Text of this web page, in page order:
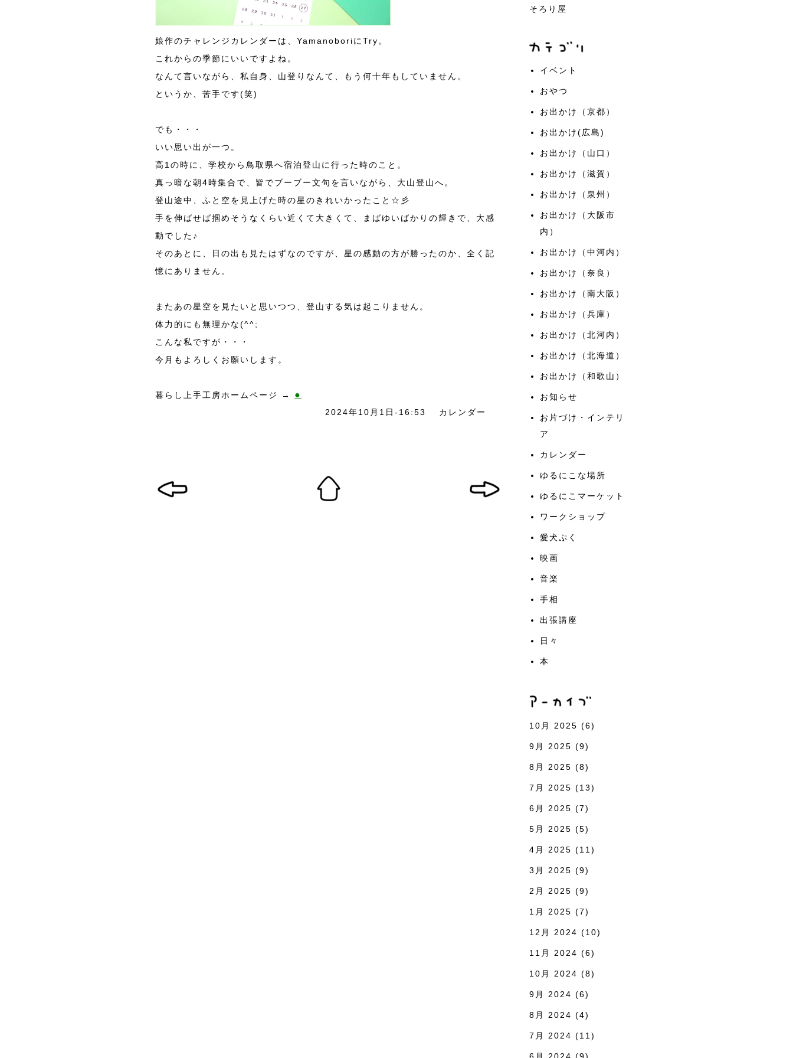
娘作のチャレンジカレンダーは、YamanoboriにTry。
これからの季節にいいですよね。
なんて言いながら、私自身、山登りなんて、もう何十年もしていません。
というか、苦手です(笑)
でも・・・
いい思い出が一つ。
高1の時に、学校から鳥取県へ宿泊登山に行った時のこと。
真っ暗な朝4時集合で、皆でブーブー文句を言いながら、大山登山へ。
登山途中、ふと空を見上げた時の星のきれいかったこと☆彡
手を伸ばせば掴めそうなくらい近くて大きくて、まばゆいばかりの輝きで、大感
動でした♪
そのあとに、日の出も見たはずなのですが、星の感動の方が勝ったのか、全く記
憶にありません。
またあの星空を見たいと思いつつ、登山する気は起こりません。
体力的にも無理かな(^^;
こんな私ですが・・・
今月もよろしくお願いします。
暮らし上手工房ホームページ → ●
2024年10月1日-16:53 カレンダー
そろり屋
イベント
おやつ
お出かけ（京都）
お出かけ(広島)
お出かけ（山口）
お出かけ（滋賀）
お出かけ（泉州）
お出かけ（大阪市
内）
お出かけ（中河内）
お出かけ（奈良）
お出かけ（南大阪）
お出かけ（兵庫）
お出かけ（北河内）
お出かけ（北海道）
お出かけ（和歌山）
お知らせ
お片づけ・インテリ
ア
カレンダー
ゆるにこな場所
ゆるにこマーケット
ワークショップ
愛犬ぷく
映画
音楽
手相
出張講座
日々
本
10月 2025 (6)
9月 2025 (9)
8月 2025 (8)
7月 2025 (13)
6月 2025 (7)
5月 2025 (5)
4月 2025 (11)
3月 2025 (9)
2月 2025 (9)
1月 2025 (7)
12月 2024 (10)
11月 2024 (6)
10月 2024 (8)
9月 2024 (6)
8月 2024 (4)
7月 2024 (11)
6月 2024 (9)